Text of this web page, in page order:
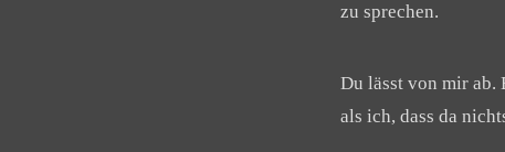
zu sprechen.
Du lässt von mir ab.
als ich, dass da